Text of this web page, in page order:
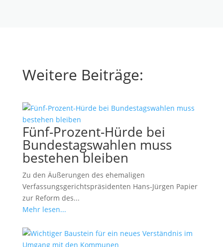
Weitere Beiträge:
Fünf-Prozent-Hürde bei
Bundestagswahlen muss
bestehen bleiben
Zu den Äußerungen des ehemaligen
Verfassungsgerichtspräsidenten Hans-Jürgen Papier
zur Reform des...
Mehr lesen...